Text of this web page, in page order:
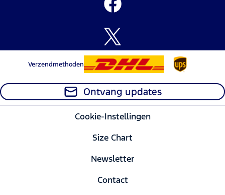
Verzendmethoden
Ontvang updates
Cookie-Instellingen
Size Chart
Newsletter
Contact